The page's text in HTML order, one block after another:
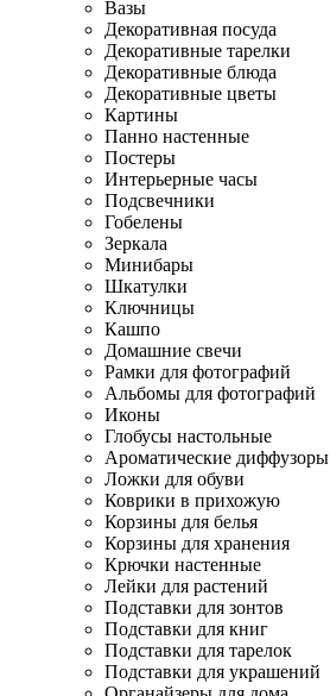
Вазы
Декоративная посуда
Декоративные тарелки
Декоративные блюда
Декоративные цветы
Картины
Панно настенные
Постеры
Интерьерные часы
Подсвечники
Гобелены
Зеркала
Минибары
Шкатулки
Ключницы
Кашпо
Домашние свечи
Рамки для фотографий
Альбомы для фотографий
Иконы
Глобусы настольные
Ароматические диффузоры
Ложки для обуви
Коврики в прихожую
Корзины для белья
Корзины для хранения
Крючки настенные
Лейки для растений
Подставки для зонтов
Подставки для книг
Подставки для тарелок
Подставки для украшений